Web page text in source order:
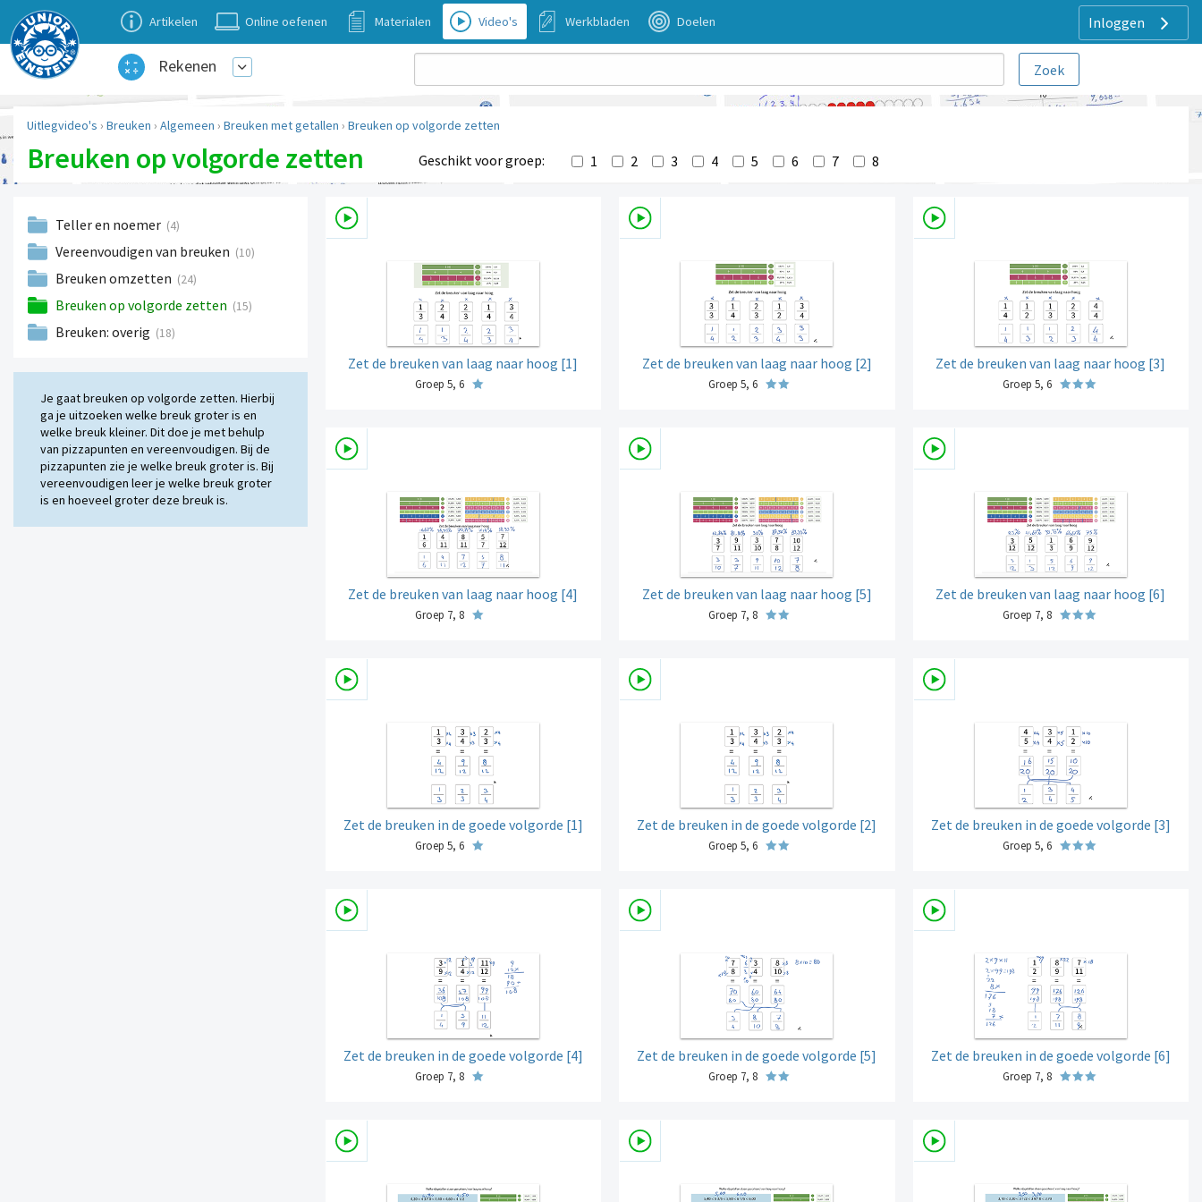
Inloggen
Artikelen Online oefenen Materialen Video's Werkbladen Doelen
Rekenen
Uitlegvideo's › Breuken › Algemeen › Breuken met getallen › Breuken op volgorde zetten
Breuken op volgorde zetten Geschikt voor groep: 1 2 3 4 5 6 7 8
Teller en noemer (4)
Vereenvoudigen van breuken (10)
Breuken omzetten (24)
Breuken op volgorde zetten (15)
Breuken: overig (18)
Je gaat breuken op volgorde zetten. Hierbij
ga je uitzoeken welke breuk groter is en
welke breuk kleiner. Dit doe je met behulp
van pizzapunten en vereenvoudigen. Bij de
pizzapunten zie je welke breuk groter is. Bij
vereenvoudigen leer je welke breuk groter
is en hoeveel groter deze breuk is.
Zet de breuken van laag naar hoog [1]
Groep 5, 6
Zet de breuken van laag naar hoog [2]
Groep 5, 6
Zet de breuken van laag naar hoog [3]
Groep 5, 6
Zet de breuken van laag naar hoog [4]
Groep 7, 8
Zet de breuken van laag naar hoog [5]
Groep 7, 8
Zet de breuken van laag naar hoog [6]
Groep 7, 8
Zet de breuken in de goede volgorde [1]
Groep 5, 6
Zet de breuken in de goede volgorde [2]
Groep 5, 6
Zet de breuken in de goede volgorde [3]
Groep 5, 6
Zet de breuken in de goede volgorde [4]
Groep 7, 8
Zet de breuken in de goede volgorde [5]
Groep 7, 8
Zet de breuken in de goede volgorde [6]
Groep 7, 8